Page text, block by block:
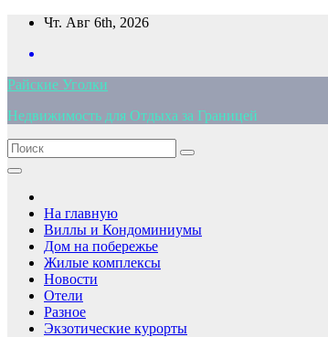
Перейти
содержимому
Чт. Авг 6th, 2026
Райские Уголки
Недвижимость для Отдыха за Границей
На главную
Виллы и Кондоминиумы
Дом на побережье
Жилые комплексы
Новости
Отели
Разное
Экзотические курорты